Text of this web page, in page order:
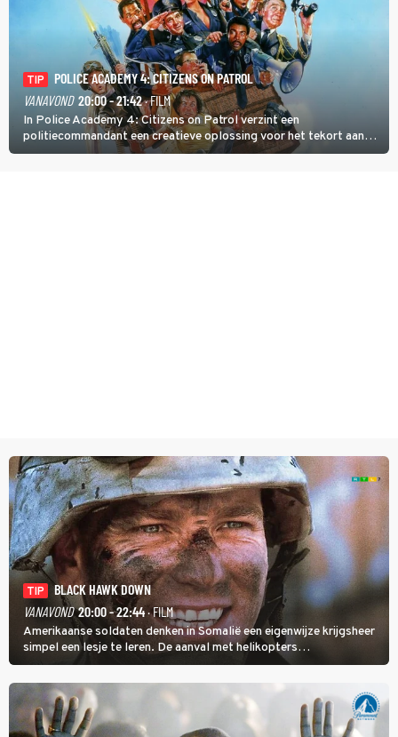
TIP
POLICE ACADEMY 4: CITIZENS ON PATROL
VANAVOND 20:00 - 21:42· FILM
In Police Academy 4: Citizens on Patrol verzint een
politiecommandant een creatieve oplossing voor het tekort aan
agenten.
TIP
BLACK HAWK DOWN
VANAVOND 20:00 - 22:44· FILM
Amerikaanse soldaten denken in Somalië een eigenwijze krijgsheer
simpel een lesje te leren. De aanval met helikopters
verloopt in Black Hawk down dramatisch.